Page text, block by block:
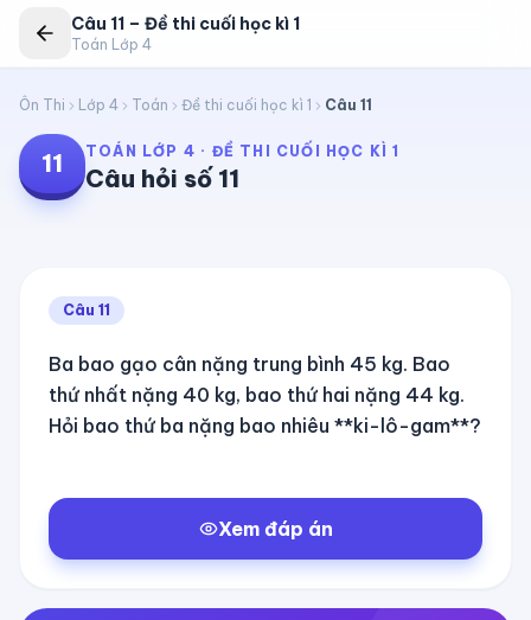
Câu 11 – Đề thi cuối học kì 1
Toán Lớp 4
Ôn Thi Lớp 4 Toán Đề thi cuối học kì 1 Câu 11
11 TOÁN LỚP 4 · ĐỀ THI CUỐI HỌC KÌ 1
Câu hỏi số 11
Câu 11
Ba bao gạo cân nặng trung bình 45 kg. Bao
thứ nhất nặng 40 kg, bao thứ hai nặng 44 kg.
Hỏi bao thứ ba nặng bao nhiêu **ki-lô-gam**?
Xem đáp án